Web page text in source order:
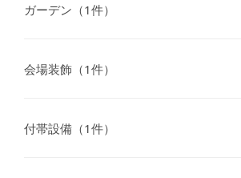
ガーデン （1件）
会場装飾 （1件）
付帯設備 （1件）